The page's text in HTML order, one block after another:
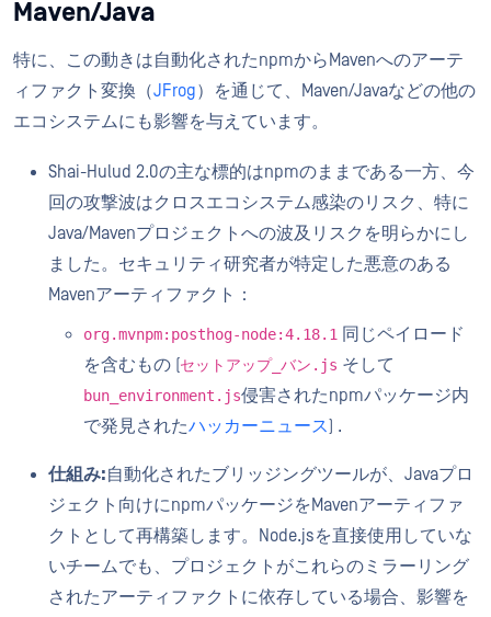
Maven/Java
特に、この動きは自動化されたnpmからMavenへのアーテ
ィファクト変換（JFrog）を通じて、Maven/Javaなどの他の
エコシステムにも影響を与えています。
Shai-Hulud 2.0の主な標的はnpmのままである一方、今
回の攻撃波はクロスエコシステム感染のリスク、特に
Java/Mavenプロジェクトへの波及リスクを明らかにし
ました。セキュリティ研究者が特定した悪意のある
Mavenアーティファクト：
org.mvnpm:posthog-node:4.18.1 同じペイロード
を含むもの (セットアップ_バン.js そして
bun_environment.js侵害されたnpmパッケージ内
で発見されたハッカーニュース) .
仕組み:自動化されたブリッジングツールが、Javaプロ
ジェクト向けにnpmパッケージをMavenアーティファ
クトとして再構築します。Node.jsを直接使用していな
いチームでも、プロジェクトがこれらのミラーリング
されたアーティファクトに依存している場合、影響を